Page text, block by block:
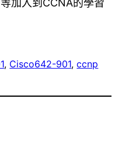
加入到CCNA的學習
, Cisco642-901, ccnp